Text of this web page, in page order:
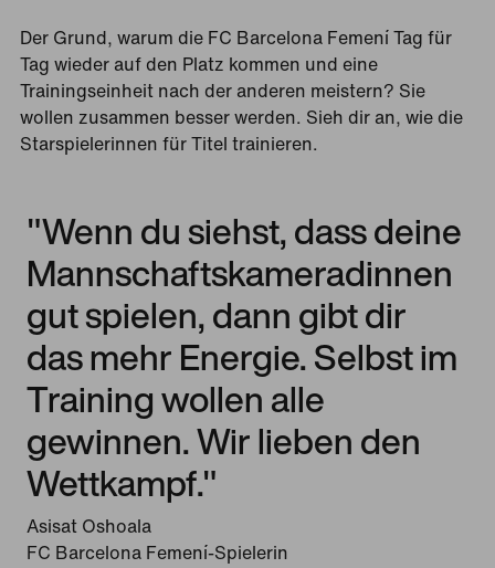
Der Grund, warum die FC Barcelona Femení Tag für
Tag wieder auf den Platz kommen und eine
Trainingseinheit nach der anderen meistern? Sie
wollen zusammen besser werden. Sieh dir an, wie die
Starspielerinnen für Titel trainieren.
"Wenn du siehst, dass deine
Mannschaftskameradinnen
gut spielen, dann gibt dir
das mehr Energie. Selbst im
Training wollen alle
gewinnen. Wir lieben den
Wettkampf."
Asisat Oshoala
FC Barcelona Femení-Spielerin